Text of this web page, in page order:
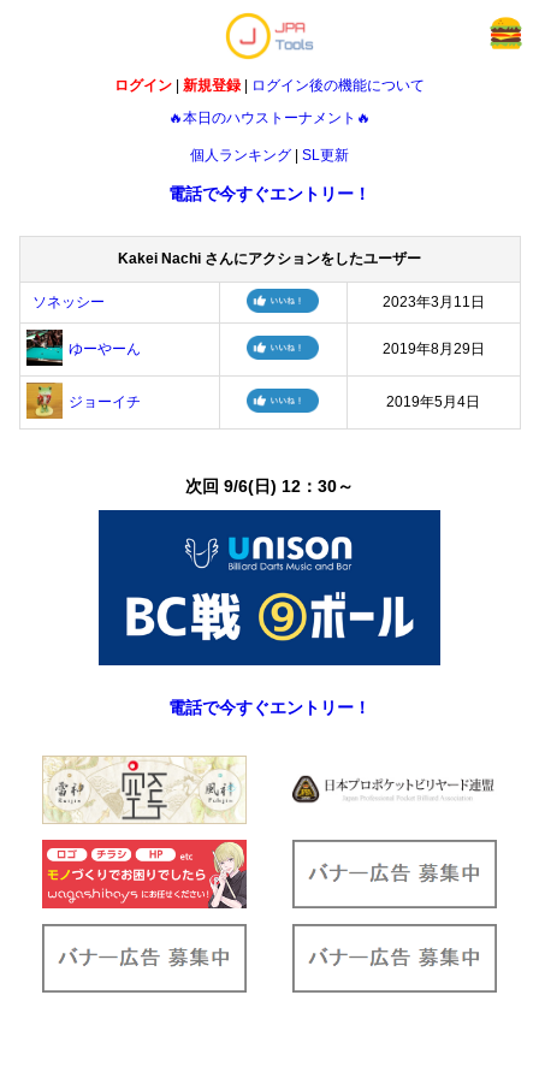
ログイン 新規登録|
ログイン後の機能について
🔥本日のハウストーナメント🔥
個人ランキング SL更新
電話で今すぐエントリー！
Kakei Nachi さんにアクションをしたユーザー
ソネッシー 2023年3月11日
ゆーやーん 2019年8月29日
ジョーイチ 2019年5月4日
次回 9/6(日) 12：30～
電話で今すぐエントリー！